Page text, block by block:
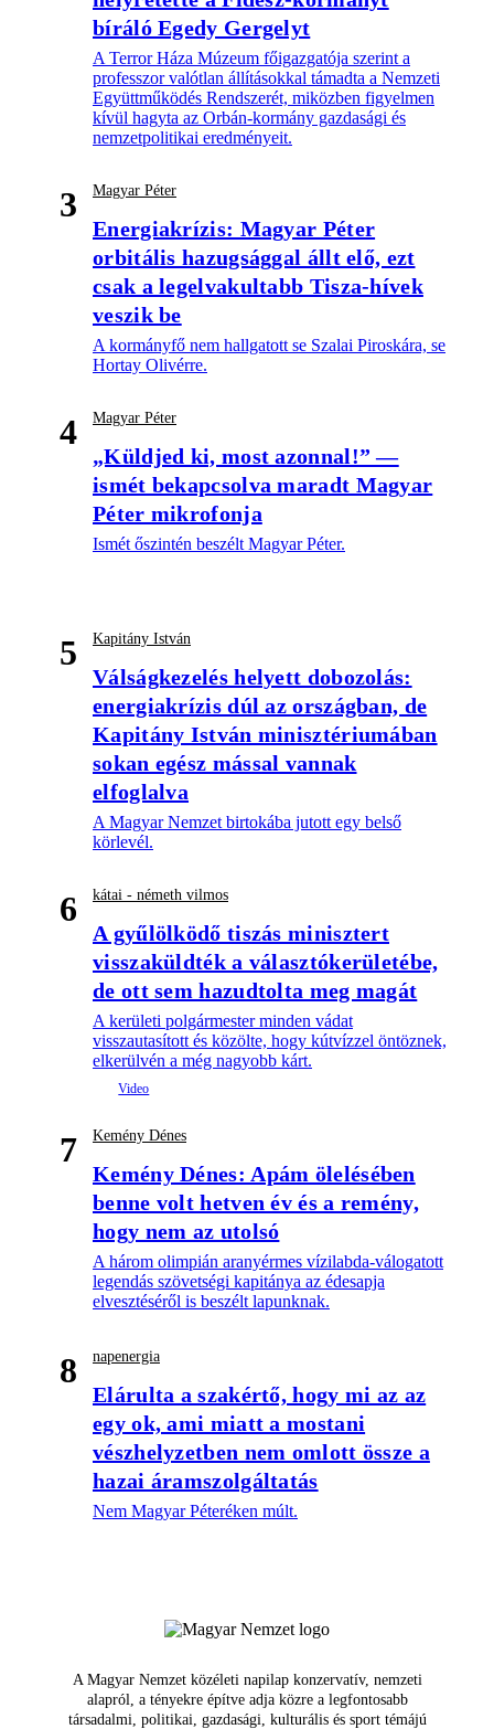
bíráló Egedy Gergelyt
A Terror Háza Múzeum főigazgatója szerint a
professzor valótlan állításokkal támadta a Nemzeti
Együttműködés Rendszerét, miközben figyelmen
kívül hagyta az Orbán-kormány gazdasági és
nemzetpolitikai eredményeit.
3 Magyar Péter
Energiakrízis: Magyar Péter
orbitális hazugsággal állt elő, ezt
csak a legelvakultabb Tisza-hívek
veszik be
A kormányfő nem hallgatott se Szalai Piroskára, se
Hortay Olivérre.
4 Magyar Péter
„Küldjed ki, most azonnal!” —
ismét bekapcsolva maradt Magyar
Péter mikrofonja
Ismét őszintén beszélt Magyar Péter.
5 Kapitány István
Válságkezelés helyett dobozolás:
energiakrízis dúl az országban, de
Kapitány István minisztériumában
sokan egész mással vannak
elfoglalva
A Magyar Nemzet birtokába jutott egy belső
körlevél.
6 kátai - németh vilmos
A gyűlölködő tiszás minisztert
visszaküldték a választókerületébe,
de ott sem hazudtolta meg magát
A kerületi polgármester minden vádat
visszautasított és közölte, hogy kútvízzel öntöznek,
elkerülvén a még nagyobb kárt.
7 Kemény Dénes
Kemény Dénes: Apám ölelésében
benne volt hetven év és a remény,
hogy nem az utolsó
A három olimpián aranyérmes vízilabda-válogatott
legendás szövetségi kapitánya az édesapja
elvesztéséről is beszélt lapunknak.
8 napenergia
Elárulta a szakértő, hogy mi az az
egy ok, ami miatt a mostani
vészhelyzetben nem omlott össze a
hazai áramszolgáltatás
Nem Magyar Péteréken múlt.
A Magyar Nemzet közéleti napilap konzervatív, nemzeti
alapról, a tényekre építve adja közre a legfontosabb
társadalmi, politikai, gazdasági, kulturális és sport témájú